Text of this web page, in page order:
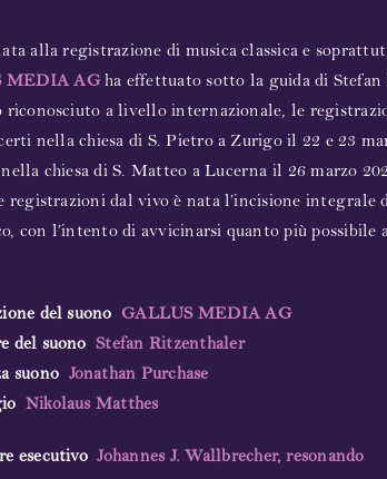
alla registrazione di musica classica e
MEDIA AGha effettuato sotto la guida di
riconosciuto a livello internazionale, le
nella chiesa di S. Pietro a Zurigo il 22 e 23
chiesa di S. Matteo a Lucerna il 26 marzo
registrazioni dal vivo è nata l’incisione integrale
con l’intento di avvicinarsi quanto più possibile
del suono GALLUS MEDIA AG
del suono Stefan Ritzenthaler
suono Jonathan Purchase
Nikolaus Matthes
esecutivo Johannes J. Wallbrecher, resonando